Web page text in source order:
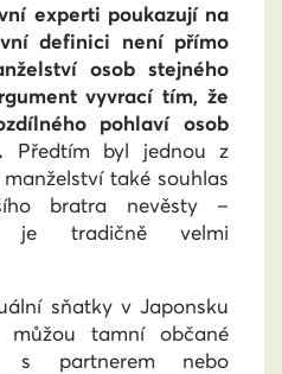
experti poukazují na
definici není přímo
osob stejného
vyvrací tím, že
pohlaví osob
Předtím byl jednou z
také souhlas
bratra nevěsty –
je tradičně velmi
sňatky v Japonsku
můžou tamní občané
s partnerem nebo